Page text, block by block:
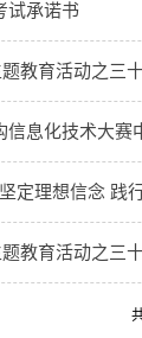
试承诺书
题教育活动之
信息化技术大赛
定理想信念 践
题教育活动之三